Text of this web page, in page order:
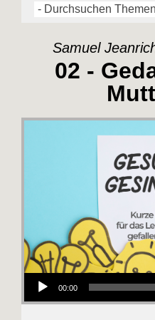
Samuel
02 -
Audio-Player
00:00